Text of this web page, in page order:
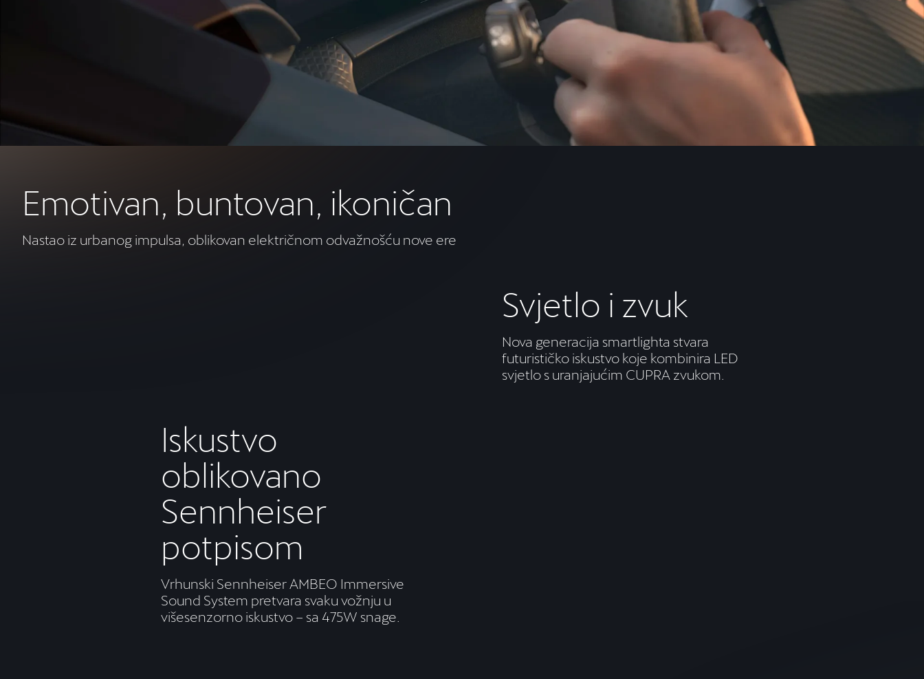
Emotivan, buntovan, ikoničan
Nastao iz urbanog impulsa, oblikovan električnom odvažnošću nove ere
Svjetlo i zvuk
Nova generacija smartlighta stvara
futurističko iskustvo koje kombinira LED
svjetlo s uranjajućim CUPRA zvukom.
Iskustvo
oblikovano
Sennheiser
potpisom
Vrhunski Sennheiser AMBEO Immersive
Sound System pretvara svaku vožnju u
višesenzorno iskustvo – sa 475W snage.